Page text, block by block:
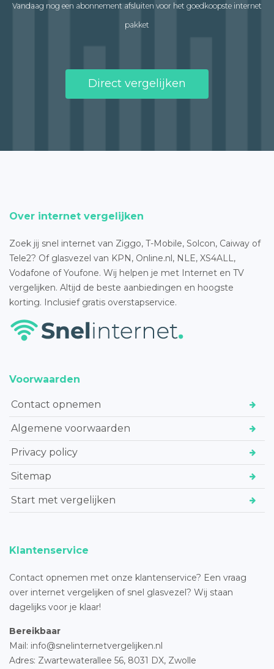
Vandaag nog een abonnement afsluiten voor het goedkoopste internet
pakket
Direct vergelijken
Over internet vergelijken
Zoek jij snel internet van Ziggo, T-Mobile, Solcon, Caiway of
Tele2? Of glasvezel van KPN, Online.nl, NLE, XS4ALL,
Vodafone of Youfone. Wij helpen je met Internet en TV
vergelijken. Altijd de beste aanbiedingen en hoogste
korting. Inclusief gratis overstapservice.
Voorwaarden
Contact opnemen
Algemene voorwaarden
Privacy policy
Sitemap
Start met vergelijken
Klantenservice
Contact opnemen met onze klantenservice? Een vraag
over internet vergelijken of snel glasvezel? Wij staan
dagelijks voor je klaar!
Bereikbaar
Mail: info@snelinternetvergelijken.nl
Adres: Zwartewaterallee 56, 8031 DX, Zwolle